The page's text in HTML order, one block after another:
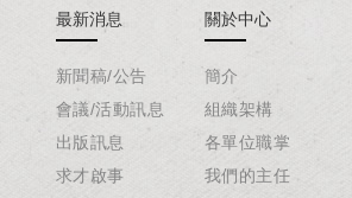
最新消息
新聞稿/公告
會議/活動訊息
出版訊息
求才啟事
關於中心
簡介
組織架構
各單位職掌
我們的主任